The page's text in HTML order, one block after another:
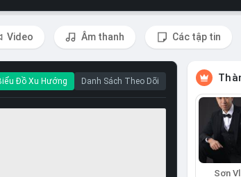
Video Âm thanh Các tập tin
Đồ Xu Hướng Danh Sách Theo Dõi
Sơn